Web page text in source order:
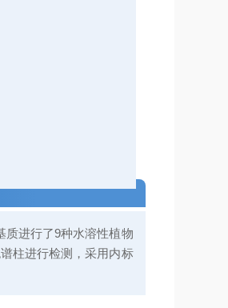
质进行了9种水溶性植物
柱进行检测，采用内标